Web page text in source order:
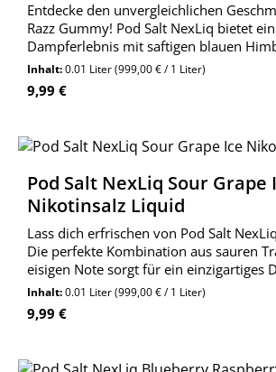
Entdecke den unvergleichlichen
Razz Gummy! Pod Salt NexLiq bietet
Dampferlebnis mit saftigen blauen
süßer Gummibärchen-Note. Perfekt für
und fruchtige Aromen lieben.
Inhalt:0.01 Liter(999,00 € / 1 Liter)
Regulärer Preis:
9,99 €
Pod Salt NexLiq Sour Grape
Nikotinsalz Liquid
Lass dich erfrischen von Pod Salt
Die perfekte Kombination aus sauren
eisigen Note sorgt für ein einzigartiges
Inhalt:0.01 Liter(999,00 € / 1 Liter)
Regulärer Preis:
9,99 €